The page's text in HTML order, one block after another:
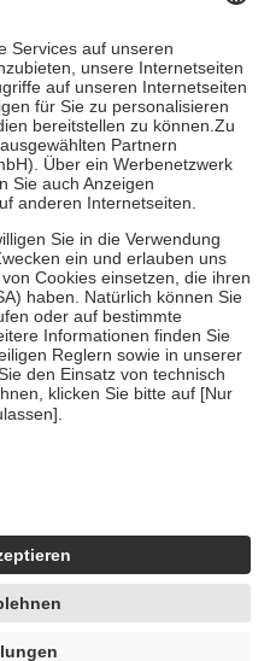
nie mehr als die tatsächlichen
auch für Online-Apotheken.
beträgt die
sowie zehn Euro je
für ihre eigene Gesundheit zu
der Familie zu unterstützen,
vollendeten 18. Lebensjahr
Früherkennung, die von der
sich um echte Bewertungen
4419944605341
Zuhilfenahme künstlicher